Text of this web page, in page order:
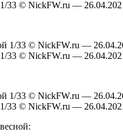
33 © NickFW.ru —
33 © NickFW.ru —
33 © NickFW.ru —